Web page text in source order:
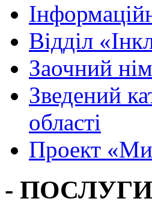
Вiддiл
Заочний
Зведений
області
Проект
-